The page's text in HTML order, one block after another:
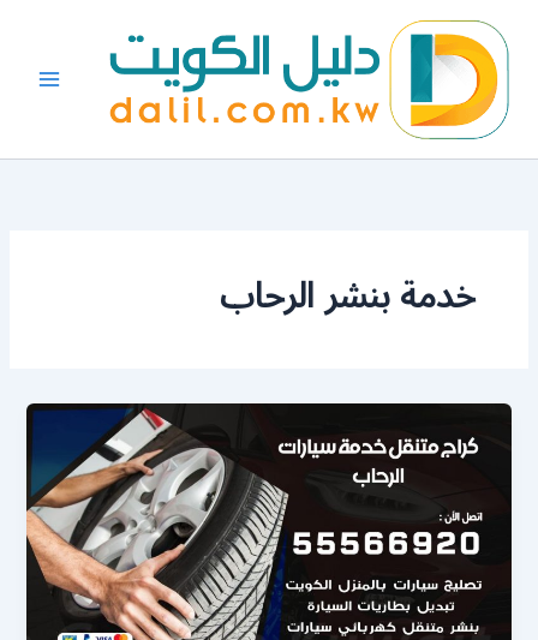
المحتوى
خدمة بنشر الرحاب